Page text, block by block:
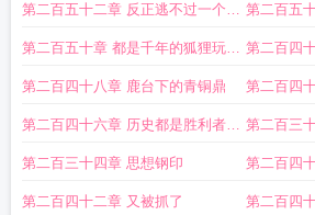
人名言导游讲解历史典故 介绍名人的导游词祖国
名人给历史名人当导游祖国又惊艳了 历史人物导
阅读祖国又惊艳了我作文 介绍历史人物的导游词
了我们著名的导游人有哪些
第二百五十二章 反正逃不过一个作
死
第二百五
第二百五十章 都是千年的狐狸玩什
么聊斋啊
第二百四
人计
第二百四十八章 鹿台下的青铜鼎 第二百四
第二百四十六章 历史都是胜利者书
写的
第二百三
第二百三十四章 思想钢印 第二百四
第二百四十二章 又被抓了 第二百四